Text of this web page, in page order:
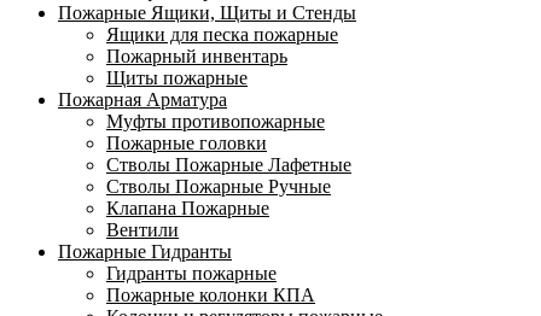
Пожарные Ящики, Щиты и Стенды
Ящики для песка пожарные
Пожарный инвентарь
Щиты пожарные
Пожарная Арматура
Муфты противопожарные
Пожарные головки
Стволы Пожарные Лафетные
Стволы Пожарные Ручные
Клапана Пожарные
Вентили
Пожарные Гидранты
Гидранты пожарные
Пожарные колонки КПА